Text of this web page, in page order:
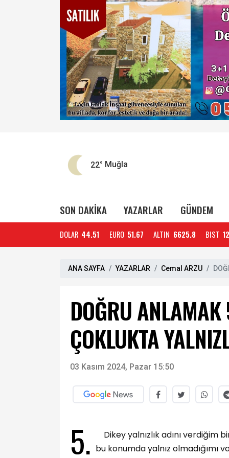
22° Muğla
SON DAKİKA YAZARLAR GÜNDEM
DOLAR 44.51 EURO 51.67 ALTIN 6625.8 BIST
ANA SAYFA YAZARLAR Cemal ARZU
DOĞRU
ÇOKLUKTA
03 Kasım 2024, Pazar 15:50
5.
Dikey yalnızlık adını verdiğim
bu konumda yalnız olmadığımı